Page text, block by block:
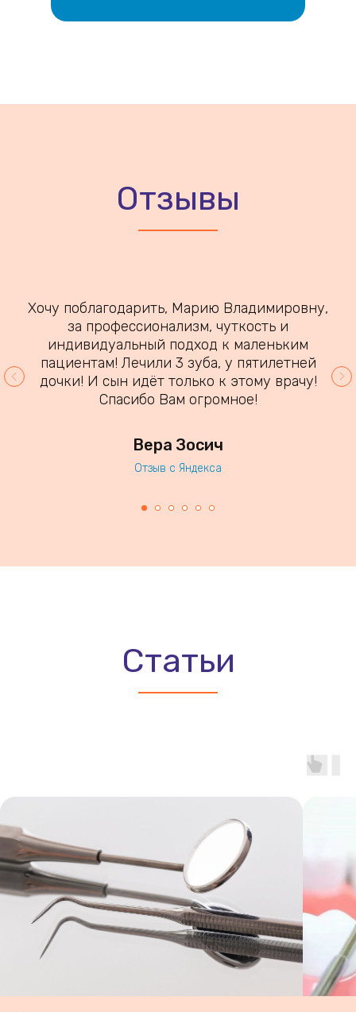
Отзывы
Хочу поблагодарить, Марию Владимировну,
за профессионализм, чуткость и
индивидуальный подход к маленьким
пациентам! Лечили 3 зуба, у пятилетней
дочки! И сын идёт только к этому врачу!
Спасибо Вам огромное!
Вера Зосич
Отзыв с Яндекса
Статьи